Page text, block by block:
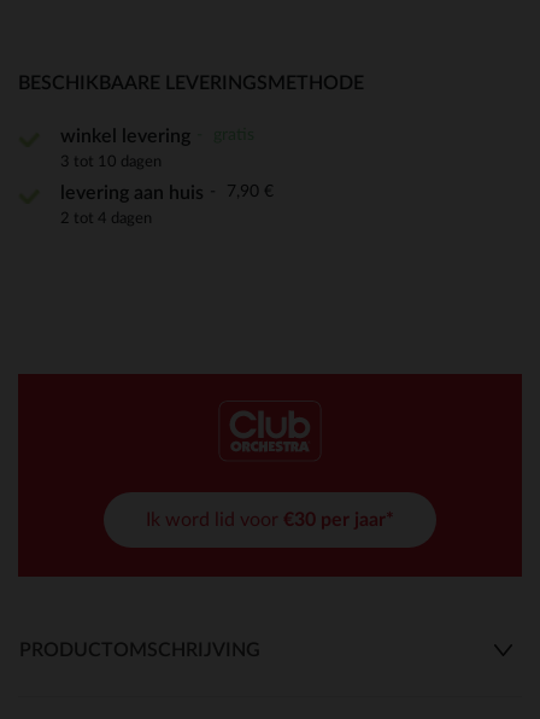
BESCHIKBAARE LEVERINGSMETHODE
winkel levering
3 tot 10 dagen
levering aan huis 7,90 €
2 tot 4 dagen
Ik word lid voor €30 per jaar*
PRODUCTOMSCHRIJVING